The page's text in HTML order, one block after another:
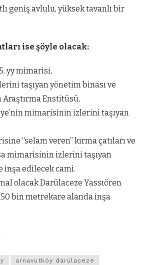
geniş avlulu, yüksek tavanlı bir
ise şöyle olacak:
yy mimarisi,
taşıyan yönetim binası ve
Enstitüsü,
mimarisinin izlerini taşıyan
“selam veren” kırma çatıları ve
mimarisinin izlerini taşıyan
inşa edilecek cami.
olacak Darülaceze Yassıören
bin metrekare alanda inşa
arnavutköy darülaceze